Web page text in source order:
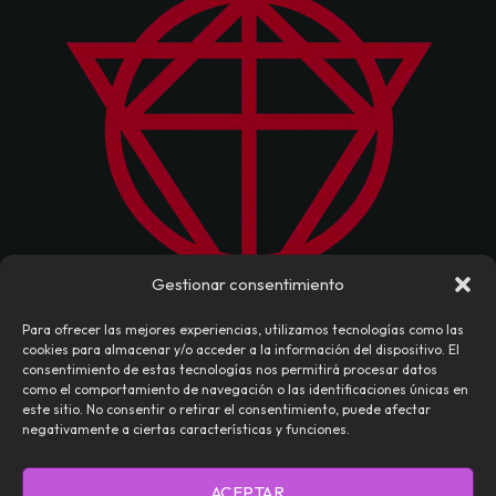
Gestionar consentimiento
Para ofrecer las mejores experiencias, utilizamos tecnologías como las
cookies para almacenar y/o acceder a la información del dispositivo. El
consentimiento de estas tecnologías nos permitirá procesar datos
como el comportamiento de navegación o las identificaciones únicas en
este sitio. No consentir o retirar el consentimiento, puede afectar
negativamente a ciertas características y funciones.
ACEPTAR
NOSOTROS CONTACTO EDITORIAL